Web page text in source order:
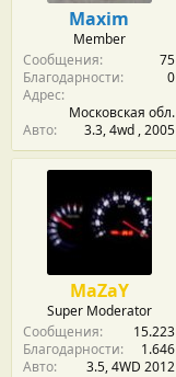
Maxim
Member
Сообщения
75
Благодарности
0
Адрес
Московская обл.
Авто
3.3, 4wd , 2005
MaZaY
Super Moderator
Сообщения
15.223
Благодарности
1.646
Авто
3.5, 4WD 2012